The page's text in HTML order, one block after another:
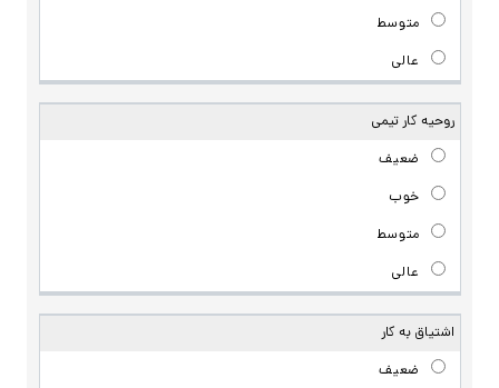
روحیه کار تیمی
اشتیاق به کار